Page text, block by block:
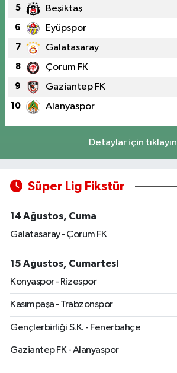
5 Beşiktaş
6 Eyüpspor
7 Galatasaray
8 Çorum FK
9 Gaziantep FK
10 Alanyaspor
Detaylar için tıklayın
Süper Lig Fikstür
14 Ağustos, Cuma
Galatasaray - Çorum FK
15 Ağustos, Cumartesi
Konyaspor - Rizespor
Kasımpaşa - Trabzonspor
Gençlerbirliği S.K. - Fenerbahçe
Gaziantep FK - Alanyaspor